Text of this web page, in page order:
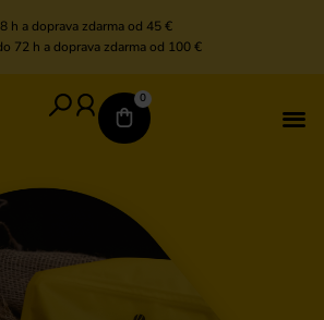
h a doprava zdarma od 45 €
72 h a doprava zdarma od 100 €
0